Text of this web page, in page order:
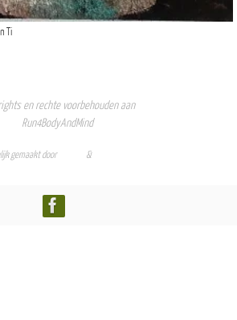
Ti
en rechte voorbehouden aan
Run4BodyAndMind
gemaakt door &